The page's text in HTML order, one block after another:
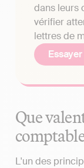
dans leurs
vérifier
lettres de
Que
L'un des